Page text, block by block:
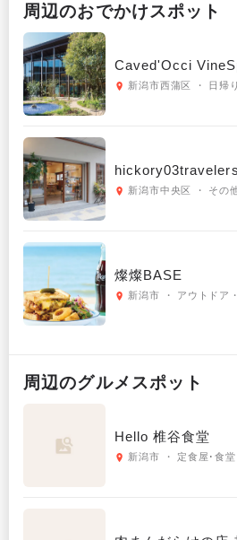
周辺のおでかけスポット
Caved'Occi
新潟市西蒲区 ・ 日帰
hickory03travelers
新潟市中央区 ・ その
燦燦BASE
新潟市 ・ アウトドア
周辺のグルメ スポット
Hello 椎谷食堂
新潟市 ・ 定食屋･食堂